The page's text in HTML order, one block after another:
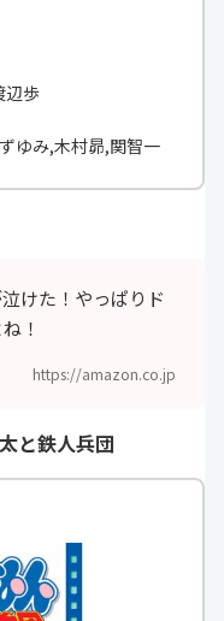
辺歩
ゆみ,木村昴,関智一
けた！やっぱりド
！
https://amazon.co.jp
と鉄人兵団